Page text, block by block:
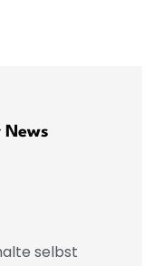
News
selbst